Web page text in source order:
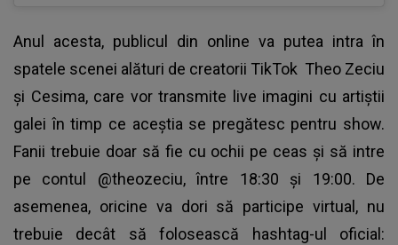
Anul acesta, publicul din online va putea intra în
spatele scenei alături de creatorii TikTok Theo Zeciu
şi Cesima, care vor transmite live imagini cu artiştii
galei în timp ce aceştia se pregătesc pentru show.
Fanii trebuie doar să fie cu ochii pe ceas şi să intre
pe contul @theozeciu, între 18:30 şi 19:00. De
asemenea, oricine va dori să participe virtual, nu
trebuie decât să folosească hashtag-ul oficial: